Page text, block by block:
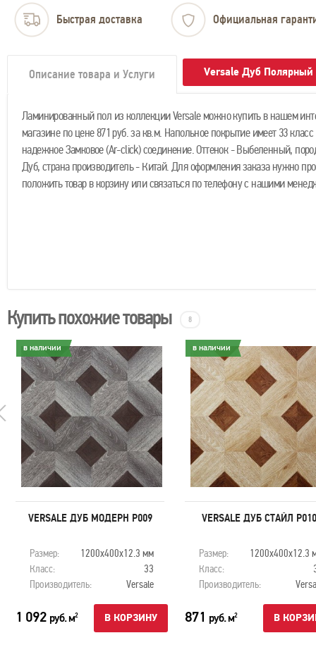
Быстрая доставка Официальная
Описание товара и Услуги Versale Дуб Полярный
Ламинированный пол из коллекции Versale можно купить в нашем
магазине по цене 871 руб. за кв.м. Напольное покрытие имеет 33
надежное Замковое (Ar-click) соединение. Оттенок - Выбеленный,
Дуб, страна производитель - Китай. Для оформления заказа нужно
положить товар в корзину или связаться по телефону с нашими
Купить похожие товары 8
в наличии
VERSALE ДУБ МОДЕРН P009
Размер:
1200х400х12.3 мм
Класс:
33
Производитель:
Versale
1 092 руб. м2 В КОРЗИНУ
в наличии
VERSALE ДУБ СТАЙЛ P010
Размер:
1200х400х12.3
Класс:
Производитель:
871 руб. м2 В